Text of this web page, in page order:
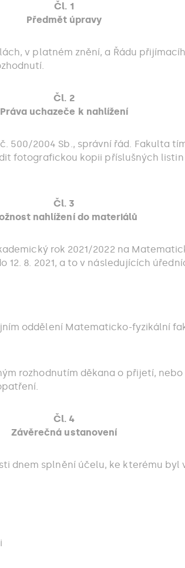
Čl. 1
Předmět úpravy
v platném znění, a Řádu
Čl. 2
Práva uchazeče k nahlížení
500/2004 Sb., správní řád. Fakulta
fotografickou kopii příslušných
Čl. 3
nahlížení do materiálů
rok 2021/2022 na
12. 8. 2021, a to v následujících
oddělení Matematicko-fyzikální
rozhodnutím děkana o přijetí,
Čl. 4
Závěrečná ustanovení
splnění účelu, ke kterému byl